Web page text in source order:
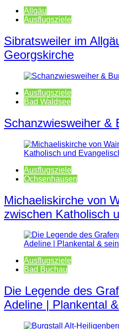
Allgäu
Ausflugsziele
Sibratsweiler im
Georgskirche
Ausflugsziele
Bad Waldsee
Schanzwiesweiher &
Ausflugsziele
Ochsenhausen
Michaeliskirche von
zwischen Katholisch
Ausflugsziele
Bad Buchau
Die Legende des
Adeline | Plankental